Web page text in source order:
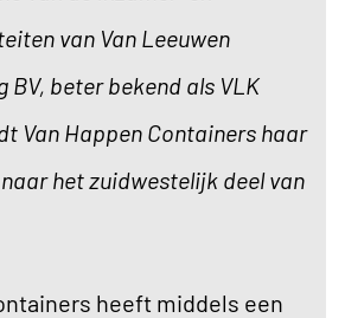
van Van Leeuwen
BV, beter bekend als VLK
Van Happen Containers haar
het zuidwestelijk deel van
heeft middels een